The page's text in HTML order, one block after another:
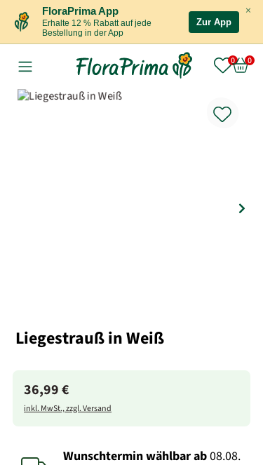
×
FloraPrima App
Erhalte 12 % Rabatt auf jede
Bestellung in der App
Zur App
Liegestrauß in Weiß
36,99 €
inkl. MwSt., zzgl. Versand
Wunschtermin wählbarab08.08.